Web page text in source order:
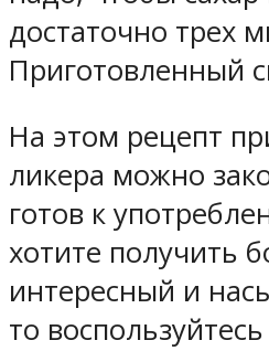
достаточно трех
Приготовленный
На этом рецепт
ликера можно
готов к
хотите получить
интересный и
то